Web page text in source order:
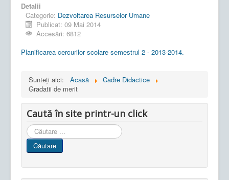
Detalii
Categorie: Dezvoltarea Resurselor Umane
Publicat: 09 Mai 2014
Accesări: 6812
Planificarea cercurilor scolare semestrul 2 - 2013-2014.
Sunteți aici: Acasă
Cadre Didactice
Gradatii de merit
Caută în site printr-un click
Cauta
in
site
Căutare